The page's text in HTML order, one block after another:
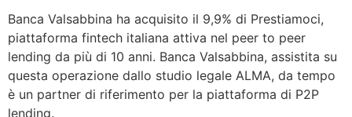
Banca Valsabbina ha acquisito il 9,9% di Prestiamoci,
piattaforma fintech italiana attiva nel peer to peer
lending da più di 10 anni. Banca Valsabbina, assistita su
questa operazione dallo studio legale ALMA, da tempo
è un partner di riferimento per la piattaforma di P2P
lending.